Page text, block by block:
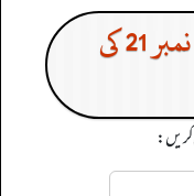
صحیح بخاری حدیث نمبر 21 کی
کریں: